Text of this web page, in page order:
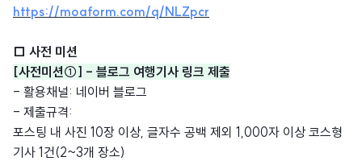
https://moaform.com/q/NLZpcr
□ 사전 미션
[사전미션①] - 블로그 여행기사 링크 제출
- 활용채널: 네이버 블로그
- 제출규격:
포스팅 내 사진 10장 이상, 글자수 공백 제외 1,000자 이상 코스형
기사 1건(2~3개 장소)